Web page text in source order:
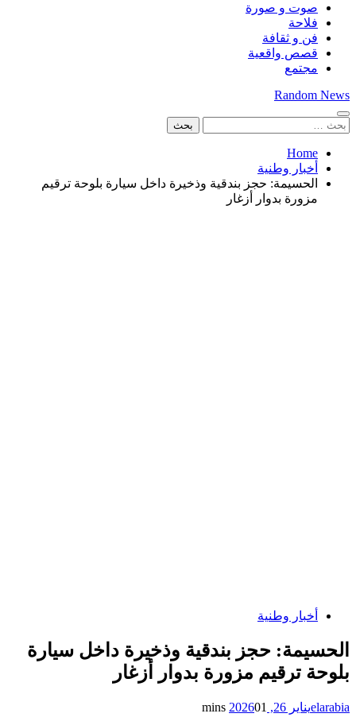
صوت و صورة
فلاحة
فن و ثقافة
قصص واقعية
مجتمع
Random News
البحث
Home
أخبار وطنية
الحسيمة: حجز بندقية وذخيرة داخل سيارة بلوحة ترقيم
مزورة بدوار أزغار
أخبار وطنية
الحسيمة: حجز بندقية وذخيرة داخل سيارة
بلوحة ترقيم مزورة بدوار أزغار
elarabiaيناير 26, 2026 01 mins